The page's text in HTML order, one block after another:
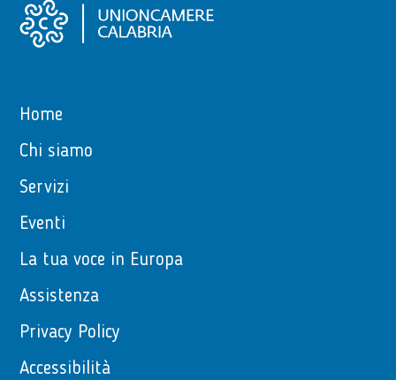
Home
Chi siamo
Servizi
Eventi
La tua voce in Europa
Assistenza
Privacy Policy
Accessibilità